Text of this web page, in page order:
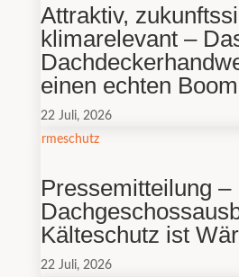
Attraktiv,
klimarelevant –
einen echten
22 Juli, 2026
Pressemitteilung –
Kälteschutz ist
22 Juli, 2026